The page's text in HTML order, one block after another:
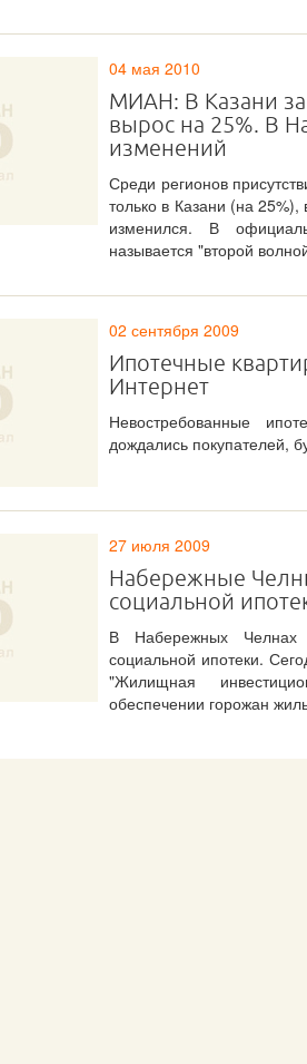
04 мая 2010
МИАН: В Казани
вырос на 25%. В
изменений
Среди регионов
только в Казани (на
изменился. В
называется "второй
02 сентября 2009
Ипотечные
Интернет
Невостребованные
дождались покупателей,
27 июля 2009
Набережные
социальной
В Набережных Челнах
социальной ипотеки.
"Жилищная
обеспечении горожан